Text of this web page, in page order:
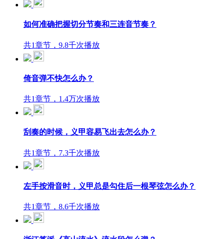
如何准确把握切分节奏和三连音节奏？
共1章节，9.8千次播放
倚音弹不快怎么办？
共1章节，1.4万次播放
刮奏的时候，义甲容易飞出去怎么办？
共1章节，7.3千次播放
左手按滑音时，义甲总是勾住后一根琴弦怎么办？
共1章节，8.6千次播放